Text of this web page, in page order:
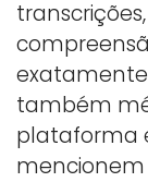
também
plataforma